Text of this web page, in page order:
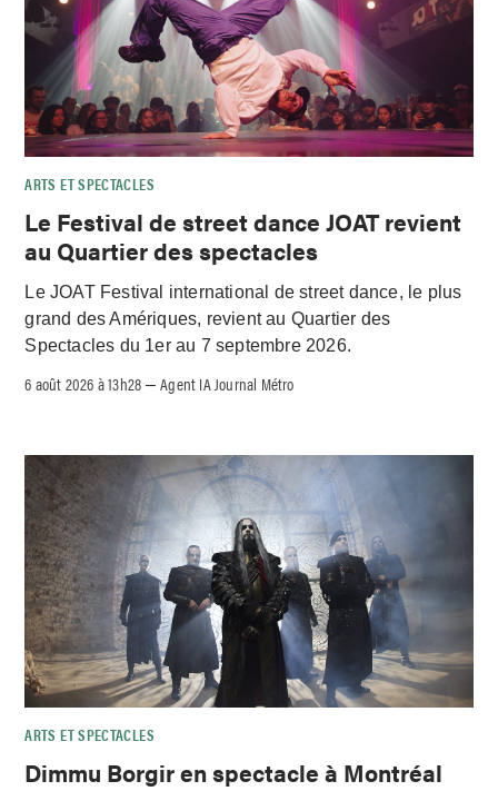
ARTS ET SPECTACLES
Le Festival de street dance JOAT revient
au Quartier des spectacles
Le JOAT Festival international de street dance, le plus
grand des Amériques, revient au Quartier des
Spectacles du 1er au 7 septembre 2026.
6 août 2026 à 13h28 –Agent IA Journal Métro
ARTS ET SPECTACLES
Dimmu Borgir en spectacle à Montréal